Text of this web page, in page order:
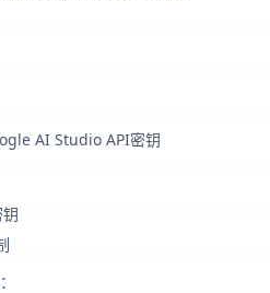
AI Studio API密钥
：